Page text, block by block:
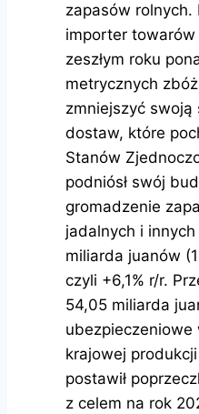
zapasów rolnych.
importer towarów
zeszłym roku
metrycznych
zmniejszyć swoją
dostaw, które
Stanów
podniósł swój
gromadzenie
jadalnych i innych
miliarda juanów
czyli +6,1% r/r.
54,05 miliarda
ubezpieczeniowe
krajowej
postawił
z celem na rok